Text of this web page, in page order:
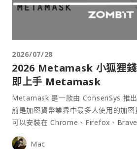
2026/07/28
2026 Metamask 小狐狸
即上手 Metamask
Metamask 是一款由 ConsenSys 推
前是加密貨幣業界中最多人使用的加
可以安裝在 Chrome、Firefox、
為插件使用，具備許多功能且使用上非
Mac